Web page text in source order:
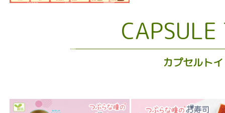
CAPSULE
カプセルトイ